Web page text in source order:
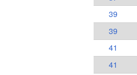
39
39
41
41